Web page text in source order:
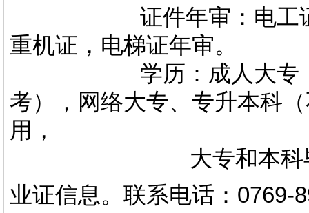
证件年审：电工证，
重机证，电梯证年审。
学历：成人大专，专
考），网络大专、专升本科
用，
大专和本科毕业证
业证信息。 联系电话 ： 0769-